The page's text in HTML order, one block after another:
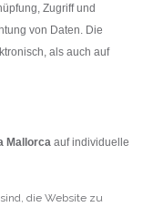
Zugriff und
von Daten. Die
als auch auf
Mallorca auf individuelle
die Website zu